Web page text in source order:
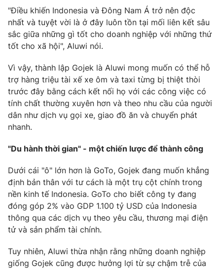
Tổng Biên tập:
Vũ Thanh Thủy
Phó Tổng Biên tập:Nguyễn Thị Mỹ Hạnh, Phạm Quốc Thắng,
Nguyễn Trọng Ninh
Ðiện thoại Thời báo VTV:024.66 897 897
Email:toasoan@vtv.vn
Liên hệ quảng cáo:024-7300.7108
® Cấm sao chép dưới mọi hình thức nếu không có sự chấp
thông tin từ website này.
"Điều khiến Indonesia và Đông Nam Á trở nên độc
nhất và tuyệt vời là ở đây luôn tồn tại mối liên kết sâu
sắc giữa những gì tốt cho doanh nghiệp với những thứ
tốt cho xã hội", Aluwi nói.
Vì vậy, thành lập Gojek là Aluwi mong muốn có thể hỗ
trợ hàng triệu tài xế xe ôm và taxi từng bị thiệt thòi
trước đây bằng cách kết nối họ với các công việc có
tính chất thường xuyên hơn và theo nhu cầu của người
dân như dịch vụ gọi xe, giao đồ ăn và chuyển phát
nhanh.
"Du hành thời gian" - một chiến lược để thành công
Dưới cái "ô" lớn hơn là GoTo, Gojek đang muốn khẳng
định bản thân với tư cách là một trụ cột chính trong
nền kinh tế Indonesia. GoTo cho biết công ty đang
đóng góp 2% vào GDP 1.100 tỷ USD của Indonesia
thông qua các dịch vụ theo yêu cầu, thương mại điện
tử và sản phẩm tài chính.
Tuy nhiên, Aluwi thừa nhận rằng những doanh nghiệp
giống Gojek cũng được hưởng lợi từ sự chậm trễ của